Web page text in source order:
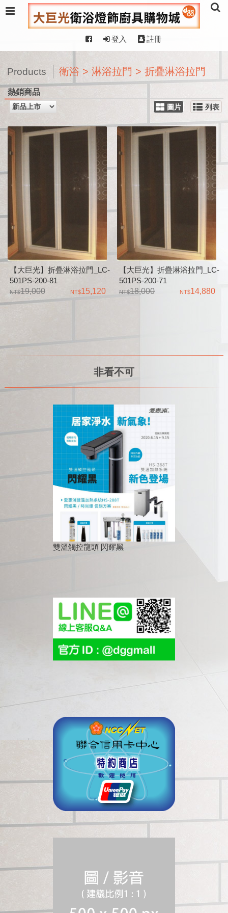
登入 註冊
Products 衛浴 > 淋浴拉門 > 折疊淋浴拉門
熱銷商品
圖片 列表
【大巨光】折疊淋浴拉門_LC-
501PS-200-81
19,000
15,120
【大巨光】折疊淋浴拉門_LC-
501PS-200-71
18,000
14,880
非看不可
雙溫觸控龍頭 閃耀黑